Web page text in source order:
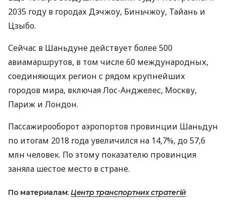
2035 году в городах Дэчжоу, Биньчжоу, Тайань и
Цзыбо.
Сейчас в Шаньдуне действует более 500
авиамаршрутов, в том числе 60 международных,
соединяющих регион с рядом крупнейших
городов мира, включая Лос-Анджелес, Москву,
Париж и Лондон.
Пассажирооборот аэропортов провинции Шаньдун
по итогам 2018 года увеличился на 14,7%, до 57,6
млн человек. По этому показателю провинция
заняла шестое место в стране.
По материалам: Центр транспортних стратегій